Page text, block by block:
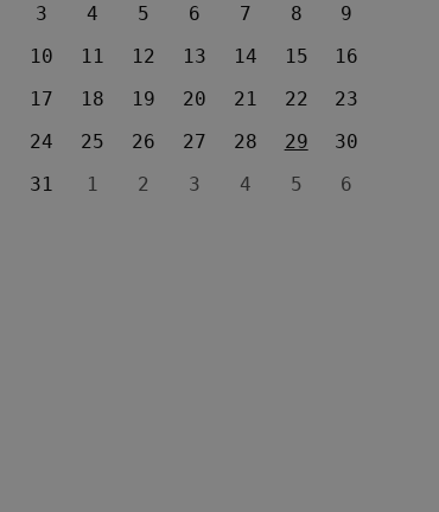
3
4 5 6 7 8
9
10
11 12 13 14 15
16
17
18 19 20 21 22
23
24
25 26 27 28 29
30
31
1 2 3 4 5 6